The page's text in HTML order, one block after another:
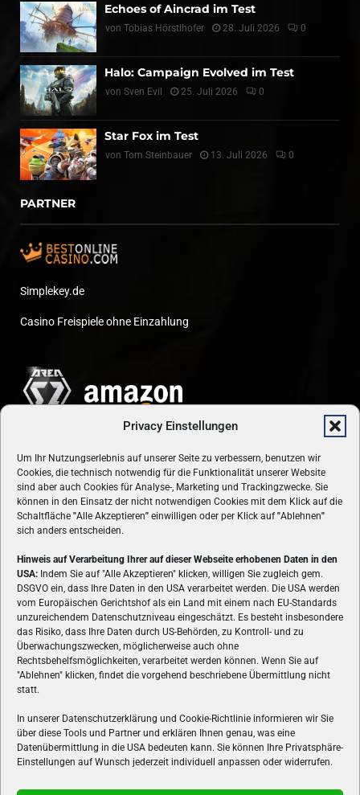
Privacy Einstellungen
Um Ihr Nutzungserlebnis auf unserer Seite zu verbessern, benutzen wir
Cookies, die technisch notwendig für die Funktionalität unserer Website
sind aber auch Cookies für Analyse-, Marketing und Trackingzwecke. Sie
können in den Einsatz der nicht notwendigen Cookies mit dem Klick auf die
Schaltfläche "Alle Akzeptieren" einwilligen oder per Klick auf"Ablehnen"
sich anders entscheiden.
Hinweis auf Verarbeitung Ihrer auf dieser Webseite erhobenen Daten in den
USA: Indem Sie auf "Alle Akzeptieren" klicken, willigen Sie zugleich gem.
DSGVO ein, dass Ihre Daten in den USA verarbeitet werden. Die USA werden
vom Europäischen Gerichtshof als ein Land mit einem nach EU-Standards
unzureichendem Datenschutzniveau eingeschätzt. Es besteht insbesondere
das Risiko, dass Ihre Daten durch US-Behörden, zu Kontroll- und zu
Überwachungszwecken, möglicherweise auch ohne
Rechtsbehelfsmöglichkeiten, verarbeitet werden können. Wenn Sie auf
"Ablehnen" klicken, findet die vorgehend beschriebene Übermittlung nicht
statt.
In unserer Datenschutzerklärung und Cookie-Richtlinie informieren wir Sie
über diese Tools und Partner und erklären Ihnen genau, was eine
Datenübermittlung in die USA bedeuten kann. Sie können Ihre Privatsphäre-
Einstellungen auf Wunsch jederzeit individuell anpassen oder widerrufen.
Echoes of Aincrad im Test
von Tobias Hörstlhofer 28. Juli 2026 0
Halo: Campaign Evolved im Test
von Sven Evil 25. Juli 2026 0
Star Fox im Test
von Tom Steinbauer 13. Juli 2026 0
PARTNER
Simplekey.de
Casino Freispiele ohne Einzahlung
ÜBER UNS
VON GAMERN, FÜR GAMER! Gamers.at ist das älteste Online-
Spielemagazin Österreichs und bringt täglich aktuelle News,
Reviews und Videos zu PC- und Konsolenspielen, Gaming-
Hardware und aus der Welt des e-Sport's.
FOLGE UNS